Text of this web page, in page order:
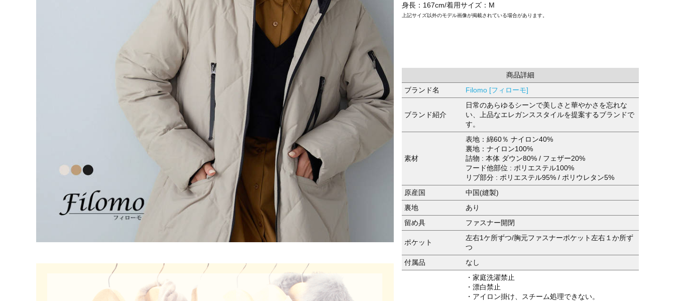
身長：167cm/着用サイズ：M
上記サイズ以外のモデル画像が掲載されている場合があります。
商品詳細
ブランド名
Filomo [フィローモ]
ブランド紹介
日常のあらゆるシーンで美しさと華やかさを忘れな
い、上品なエレガンススタイルを提案するブランドで
す。
素材
表地：綿60％ ナイロン40%
裏地：ナイロン100%
詰物 : 本体 ダウン80% / フェザー20%
フード他部位 : ポリエステル100%
リブ部分 : ポリエステル95% / ポリウレタン5%
原産国
中国(縫製)
裏地
あり
留め具
ファスナー開閉
ポケット
左右1ケ所ずつ/胸元ファスナーポケット左右１か所ず
つ
付属品
なし
・家庭洗濯禁止
・漂白禁止
・アイロン掛け、スチーム処理できない。